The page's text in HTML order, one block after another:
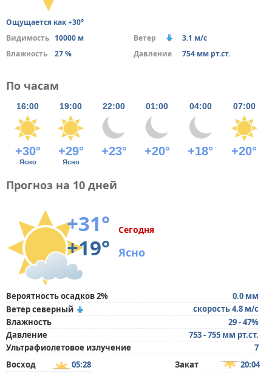
Ощущается как +30°
Видимость 10000 м Ветер
3.1 м/с
Влажность
27 % Давление 754 мм рт.ст.
По часам
16:00 19:00 22:00 01:00 04:00 07:00
+30° +29° +23° +20° +18° +20°
Ясно Ясно
Прогноз на 10 дней
+31°
+19°
Сегодня
Ясно
Вероятность осадков 2%
0.0 мм
Ветер северный
скорость 4.8 м/с
Влажность
29 - 47%
Давление
753 - 755 мм рт.ст.
Ультрафиолетовое излучение
7
Восход
05:28 Закат 20:04